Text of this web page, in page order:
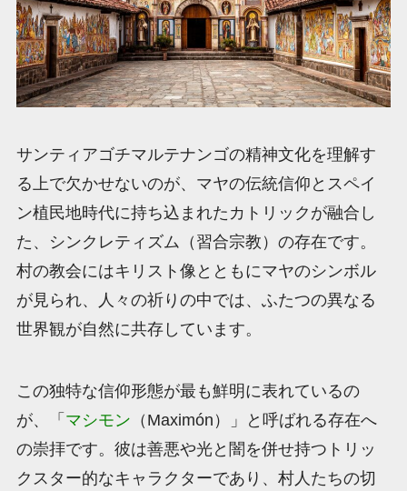
サンティアゴチマルテナンゴの精神文化を理解す
る上で欠かせないのが、マヤの伝統信仰とスペイ
ン植民地時代に持ち込まれたカトリックが融合し
た、シンクレティズム（習合宗教）の存在です。
村の教会にはキリスト像とともにマヤのシンボル
が見られ、人々の祈りの中では、ふたつの異なる
世界観が自然に共存しています。
この独特な信仰形態が最も鮮明に表れているの
が、「 マシモン （Maximón）」と呼ばれる存在へ
の崇拝です。彼は善悪や光と闇を併せ持つトリッ
クスター的なキャラクターであり、村人たちの切